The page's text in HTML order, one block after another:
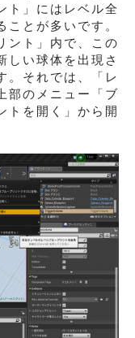
ト」にはレベル全
ことが多いです。
ント」内で、この
しい球体を出現さ
。それでは、「レ
部のメニュー「ブ
トを開く」から開